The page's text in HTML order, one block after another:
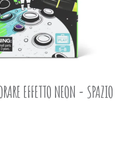
EFFETTO NEON - SPAZIO